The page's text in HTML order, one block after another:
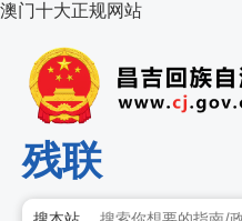
澳门十大正规网站
残联